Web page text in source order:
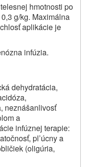
hmotnosti po
g/kg. Maximálna
aplikácie je
infúzia.
dehydratácia,
neznášanlivosť
a
infúznej terapie:
pl’úcny a
(oligúria,